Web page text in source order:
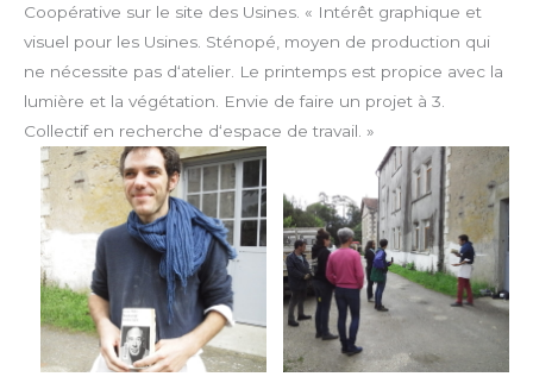
Coopérative sur le site des Usines. « Intérêt graphique et
visuel pour les Usines. Sténopé, moyen de production qui
ne nécessite pas d‘atelier. Le printemps est propice avec la
lumière et la végétation. Envie de faire un projet à 3.
Collectif en recherche d‘espace de travail. »